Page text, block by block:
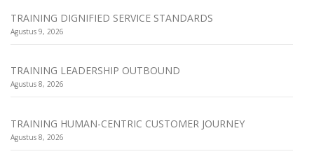
TRAINING DIGNIFIED SERVICE STANDARDS
Agustus 9, 2026
TRAINING LEADERSHIP OUTBOUND
Agustus 8, 2026
TRAINING HUMAN-CENTRIC CUSTOMER JOURNEY
Agustus 8, 2026